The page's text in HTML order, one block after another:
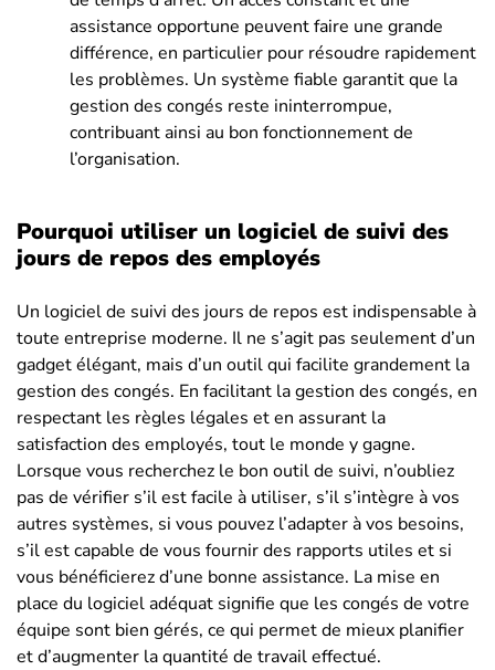
assistance opportune peuvent faire une grande
différence, en particulier pour résoudre rapidement
les problèmes. Un système fiable garantit que la
gestion des congés reste ininterrompue,
contribuant ainsi au bon fonctionnement de
l’organisation.
Pourquoi utiliser un logiciel de suivi des
jours de repos des employés
Un logiciel de suivi des jours de repos est indispensable à
toute entreprise moderne. Il ne s’agit pas seulement d’un
gadget élégant, mais d’un outil qui facilite grandement la
gestion des congés. En facilitant la gestion des congés, en
respectant les règles légales et en assurant la
satisfaction des employés, tout le monde y gagne.
Lorsque vous recherchez le bon outil de suivi, n’oubliez
pas de vérifier s’il est facile à utiliser, s’il s’intègre à vos
autres systèmes, si vous pouvez l’adapter à vos besoins,
s’il est capable de vous fournir des rapports utiles et si
vous bénéficierez d’une bonne assistance. La mise en
place du logiciel adéquat signifie que les congés de votre
équipe sont bien gérés, ce qui permet de mieux planifier
et d’augmenter la quantité de travail effectué.